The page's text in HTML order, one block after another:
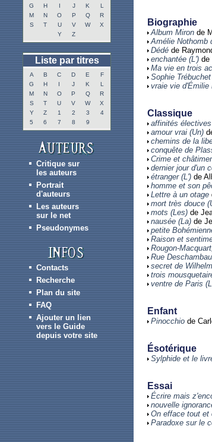
G
H I J K
L
M
N O P Q
R
S
T U V W
X
Y
Z
Liste par titres
A B C D E
F
G
H I J K
L
M
N O P Q
R
S
T U V W
X
Y
Z 1 2 3
4
5
6 7 8 9
Critique sur
les auteurs
Portrait
d'auteurs
Les auteurs
sur le net
Pseudonymes
Contacts
Recherche
Plan du site
FAQ
Ajouter un lien
vers le Guide
depuis votre site
Biographie
Album Miron de
Amélie Nothomb
Dédé de
enchantée (L') de
Ma vie en trois
Sophie Trébuchet
vraie vie d'Émilie
Classique
affinités
amour vrai (Un)
chemins de la
conquête de
Crime et
dernier jour d'un
étranger (L') de
homme et son
Lettre à un otage
mort très douce
mots (Les) de
nausée (La) de
petite
Raison et
Rougon-
Rue
secret de
trois
ventre de Paris
Enfant
Pinocchio de
Ésotérique
Sylphide et le
Essai
Écrire mais
nouvelle
On efface tout et
Paradoxe sur le